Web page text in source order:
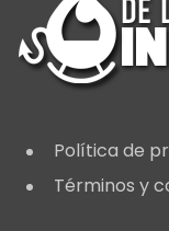
Política de
Términos y